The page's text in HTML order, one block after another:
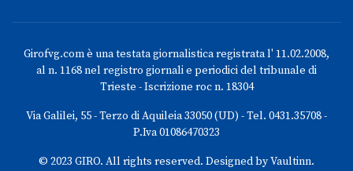
Girofvg.com è una testata giornalistica registrata l' 11.02.2008,
al n. 1168 nel registro giornali e periodici del tribunale di
Trieste - Iscrizione roc n. 18304
Via Galilei, 55 - Terzo di Aquileia 33050 (UD) - Tel. 0431.35708 -
P.Iva 01086470323
© 2023 GIRO. All rights reserved. Designed by Vaultinn.